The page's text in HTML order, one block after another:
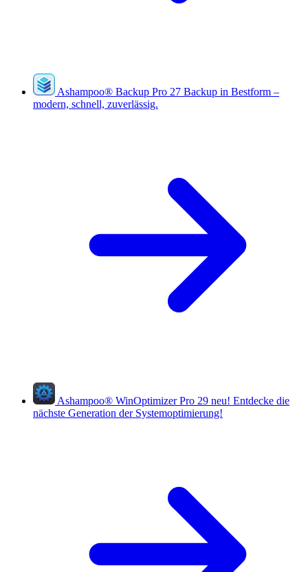
Ashampoo® Backup Pro 27 Backup in Bestform –
modern, schnell, zuverlässig.
Ashampoo® WinOptimizer Pro 29 neu! Entdecke die
nächste Generation der Systemoptimierung!